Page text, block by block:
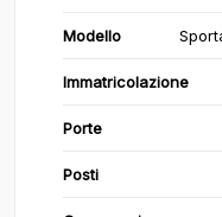
Modello
Immatricolazione
Porte
Posti